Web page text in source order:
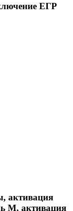
ЕГР
активация
M, активация